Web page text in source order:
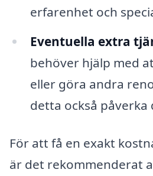
erfarenhet och
Eventuella extra
behöver hjälp med
eller göra andra
detta också
För att få en exakt
är det rekommenderat